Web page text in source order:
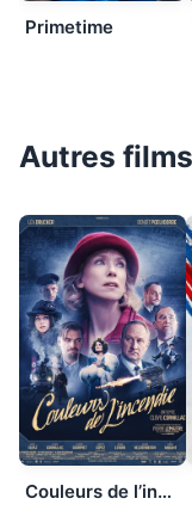
Primetime
Autres
Couleurs de l’incendie